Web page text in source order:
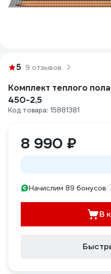
5 9 отзывов
Комплект теплого
450-2,5
Код товара: 15881381
8 990 ₽
Начислим 89 бонусов
В